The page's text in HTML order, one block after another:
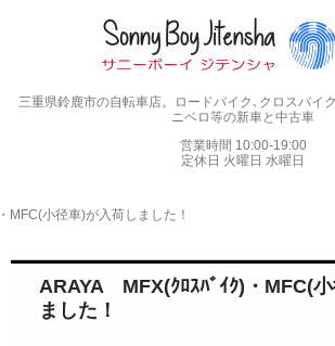
三重県鈴鹿市の自転車店。ロードバイク､クロスバイ
ニベロ等の新車と中古車
営業時間 10:00-19:00
定休日 火曜日 水曜日
MFC(小径車)が入荷しました！
ARAYA MFX(ｸﾛｽﾊﾞｲｸ)・MFC(
ました！